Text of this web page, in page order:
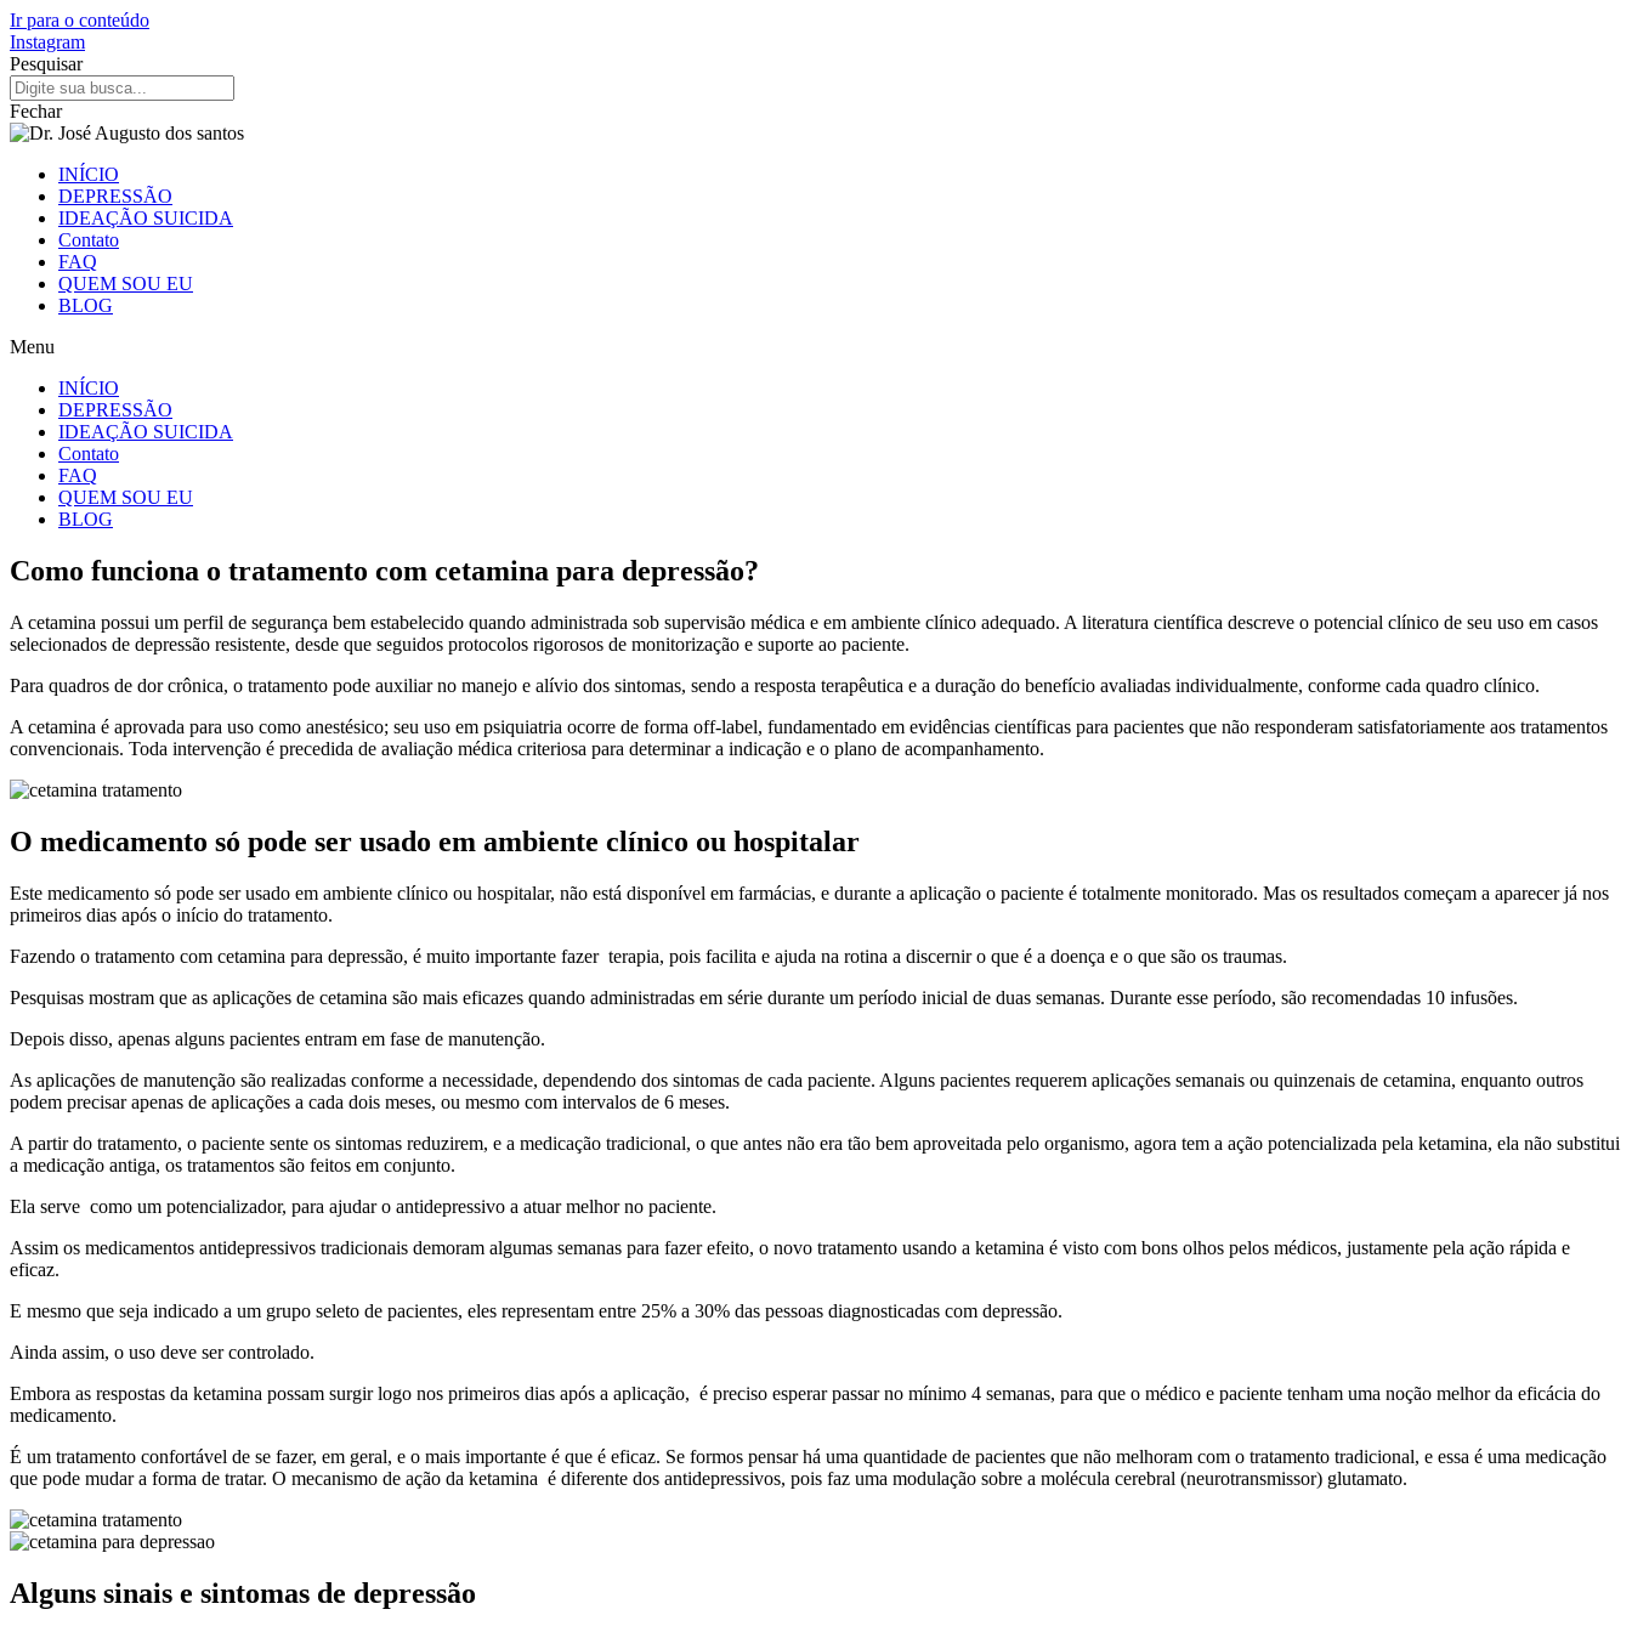
Ir para o conteúdo
Instagram
Pesquisar
Fechar
INÍCIO
DEPRESSÃO
IDEAÇÃO SUICIDA
Contato
FAQ
QUEM SOU EU
BLOG
Menu
INÍCIO
DEPRESSÃO
IDEAÇÃO SUICIDA
Contato
FAQ
QUEM SOU EU
BLOG
Como funciona o tratamento com cetamina para depressão?
A cetamina possui um perfil de segurança bem estabelecido quando administrada sob supervisão médica e em ambiente clínico adequado. A literatura científica descreve o potencial clínico de seu uso em casos
selecionados de depressão resistente, desde que seguidos protocolos rigorosos de monitorização e suporte ao paciente.
Para quadros de dor crônica, o tratamento pode auxiliar no manejo e alívio dos sintomas, sendo a resposta terapêutica e a duração do benefício avaliadas individualmente, conforme cada quadro clínico.
A cetamina é aprovada para uso como anestésico; seu uso em psiquiatria ocorre de forma off-label, fundamentado em evidências científicas para pacientes que não responderam satisfatoriamente aos tratamentos
convencionais. Toda intervenção é precedida de avaliação médica criteriosa para determinar a indicação e o plano de acompanhamento.
O medicamento só pode ser usado em ambiente clínico ou hospitalar
Este medicamento só pode ser usado em ambiente clínico ou hospitalar, não está disponível em farmácias, e durante a aplicação o paciente é totalmente monitorado. Mas os resultados começam a aparecer já nos
primeiros dias após o início do tratamento.
Fazendo o tratamento com cetamina para depressão, é muito importante fazer terapia, pois facilita e ajuda na rotina a discernir o que é a doença e o que são os traumas.
Pesquisas mostram que as aplicações de cetamina são mais eficazes quando administradas em série durante um período inicial de duas semanas. Durante esse período, são recomendadas 10 infusões.
Depois disso, apenas alguns pacientes entram em fase de manutenção.
As aplicações de manutenção são realizadas conforme a necessidade, dependendo dos sintomas de cada paciente. Alguns pacientes requerem aplicações semanais ou quinzenais de cetamina, enquanto outros
podem precisar apenas de aplicações a cada dois meses, ou mesmo com intervalos de 6 meses.
A partir do tratamento, o paciente sente os sintomas reduzirem, e a medicação tradicional, o que antes não era tão bem aproveitada pelo organismo, agora tem a ação potencializada pela ketamina, ela não substitui
a medicação antiga, os tratamentos são feitos em conjunto.
Ela serve como um potencializador, para ajudar o antidepressivo a atuar melhor no paciente.
Assim os medicamentos antidepressivos tradicionais demoram algumas semanas para fazer efeito, o novo tratamento usando a ketamina é visto com bons olhos pelos médicos, justamente pela ação rápida e
eficaz.
E mesmo que seja indicado a um grupo seleto de pacientes, eles representam entre 25% a 30% das pessoas diagnosticadas com depressão.
Ainda assim, o uso deve ser controlado.
Embora as respostas da ketamina possam surgir logo nos primeiros dias após a aplicação, é preciso esperar passar no mínimo 4 semanas, para que o médico e paciente tenham uma noção melhor da eficácia do
medicamento.
É um tratamento confortável de se fazer, em geral, e o mais importante é que é eficaz. Se formos pensar há uma quantidade de pacientes que não melhoram com o tratamento tradicional, e essa é uma medicação
que pode mudar a forma de tratar. O mecanismo de ação da ketamina é diferente dos antidepressivos, pois faz uma modulação sobre a molécula cerebral (neurotransmissor) glutamato.
Alguns sinais e sintomas de depressão